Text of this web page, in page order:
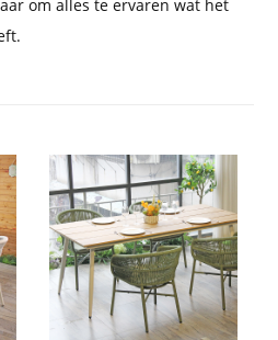
om alles te ervaren wat het